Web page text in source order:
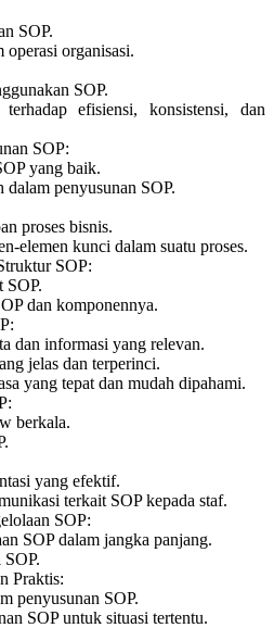
SOP.
operasi organisasi.
SOP.
efisiensi, konsistensi, dan
SOP:
yang baik.
penyusunan SOP.
proses bisnis.
elemen kunci dalam suatu proses.
SOP:
SOP.
dan komponennya.
dan informasi yang relevan.
jelas dan terperinci.
yang tepat dan mudah dipahami.
berkala.
yang efektif.
terkait SOP kepada staf.
SOP:
SOP dalam jangka panjang.
Praktis:
penyusunan SOP.
SOP untuk situasi tertentu.